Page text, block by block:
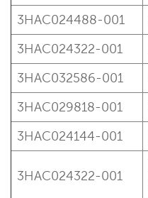
3HAC024488-001
3HAC024322-001
3HAC032586-001
3HAC029818-001
3HAC024144-001
3HAC024322-001